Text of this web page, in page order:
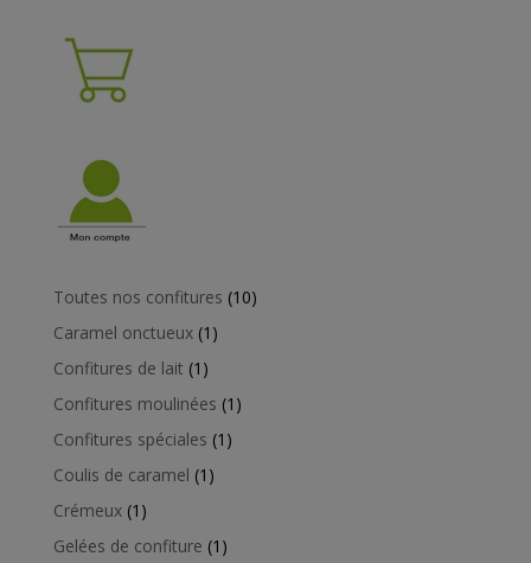
Toutes nos confitures 1010
Caramel onctueux 1 1
Confitures de lait 1 1
produit
Confitures moulinées 1 1
Confitures spéciales 1 1
Coulis de caramel 1 1
Crémeux 1 1
produit
Gelées de confiture 1 1